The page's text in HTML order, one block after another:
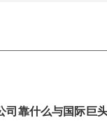
司靠什么与国际巨